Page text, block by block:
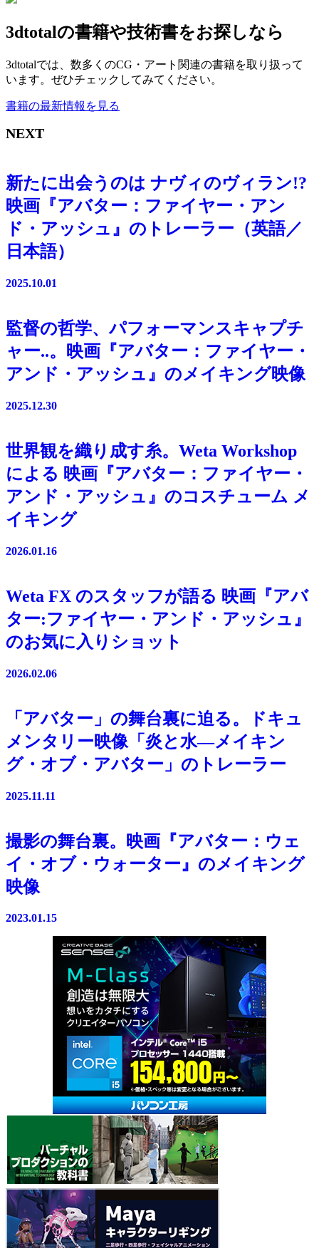
3dtotalの書籍や技術書をお探しなら
3dtotalでは、数多くのCG・アート関連の書籍を取り扱って
います。ぜひチェックしてみてください。
書籍の最新情報を見る
NEXT
新たに出会うのは ナヴィのヴィラン!?
映画『アバター：ファイヤー・アン
ド・アッシュ』のトレーラー（英語／
日本語）
2025.10.01
監督の哲学、パフォーマンスキャプチ
ャー..。映画『アバター：ファイヤー・
アンド・アッシュ』のメイキング映像
2025.12.30
世界観を織り成す糸。Weta Workshop
による 映画『アバター：ファイヤー・
アンド・アッシュ』のコスチューム メ
イキング
2026.01.16
Weta FX のスタッフが語る 映画『アバ
ター:ファイヤー・アンド・アッシュ』
のお気に入りショット
2026.02.06
「アバター」の舞台裏に迫る。ドキュ
メンタリー映像「炎と水―メイキン
グ・オブ・アバター」のトレーラー
2025.11.11
撮影の舞台裏。映画『アバター：ウェ
イ・オブ・ウォーター』のメイキング
映像
2023.01.15